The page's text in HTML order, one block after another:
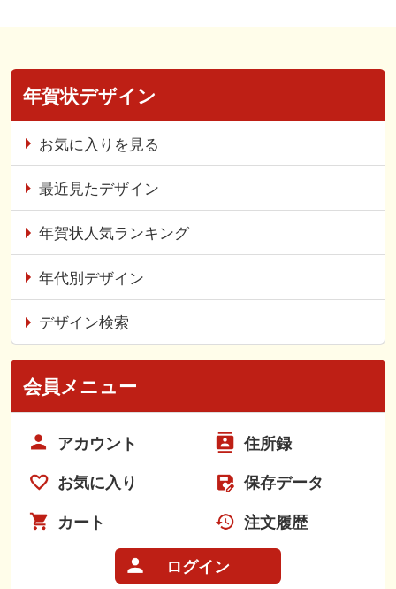
年賀状デザイン
お気に入りを見る
最近見たデザイン
年賀状人気ランキング
年代別デザイン
デザイン検索
会員メニュー
アカウント 住所録
お気に入り 保存データ
カート 注文履歴
ログイン